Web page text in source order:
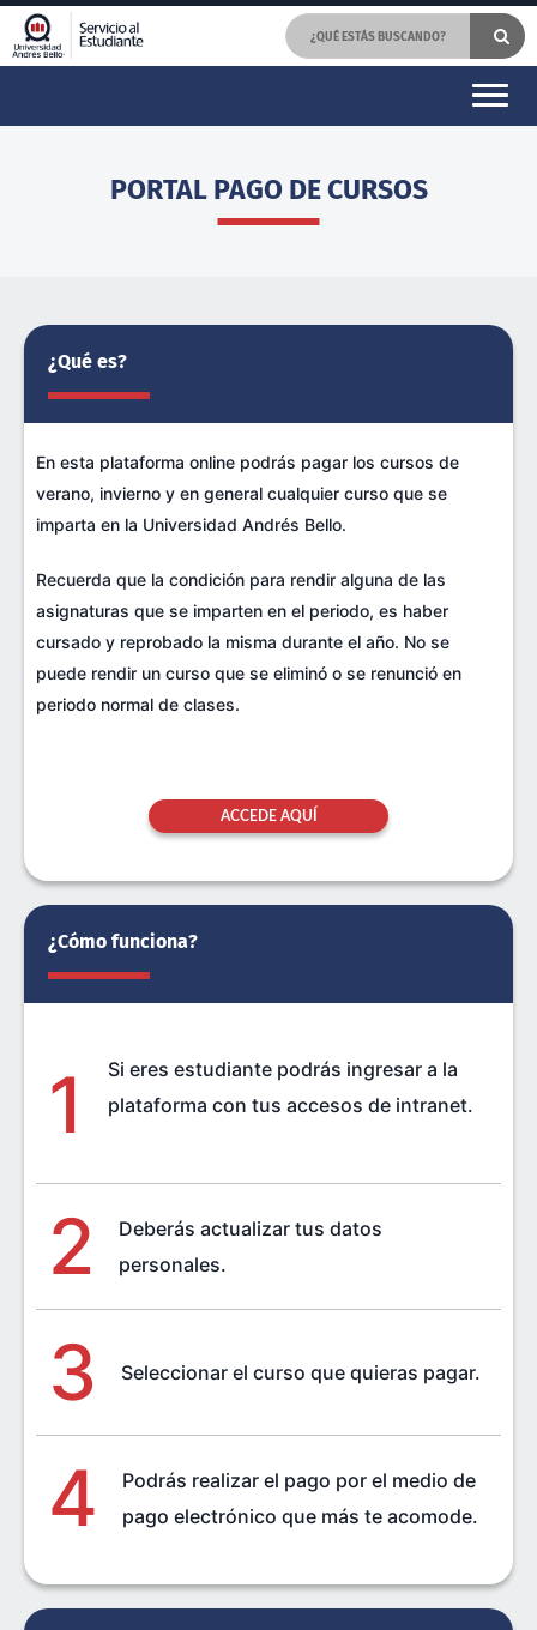
PORTAL PAGO DE CURSOS
¿Qué es?
En esta plataforma online podrás pagar los cursos de
verano, invierno y en general cualquier curso que se
imparta en la Universidad Andrés Bello.
Recuerda que la condición para rendir alguna de las
asignaturas que se imparten en el periodo, es haber
cursado y reprobado la misma durante el año. No se
puede rendir un curso que se eliminó o se renunció en
periodo normal de clases.
ACCEDE AQUÍ
¿Cómo funciona?
1
Si eres estudiante podrás ingresar a la
plataforma con tus accesos de intranet.
2
Deberás actualizar tus datos
personales.
3 Seleccionar el curso que quieras pagar.
4
Podrás realizar el pago por el medio de
pago electrónico que más te acomode.